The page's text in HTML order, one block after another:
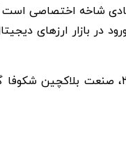
شاخه اختصاصی‌
در بازار ارزهای
صنعت ارزهای دیجیتال در طی سال‌های فعالیت خود رشد چشمگیری داشته است.